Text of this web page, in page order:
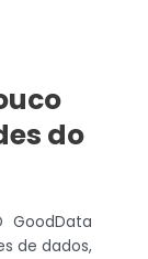
do
de dados,